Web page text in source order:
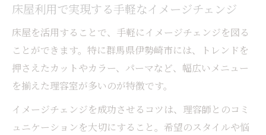
床屋利用で実現する手軽なイメージチェンジ
床屋を活用することで、手軽にイメージチェンジを図る
ことができます。特に群馬県伊勢崎市には、トレンドを
押さえたカットやカラー、パーマなど、幅広いメニュー
を揃えた理容室が多いのが特徴です。
イメージチェンジを成功させるコツは、理容師とのコミ
ュニケーションを大切にすること。希望のスタイルや悩